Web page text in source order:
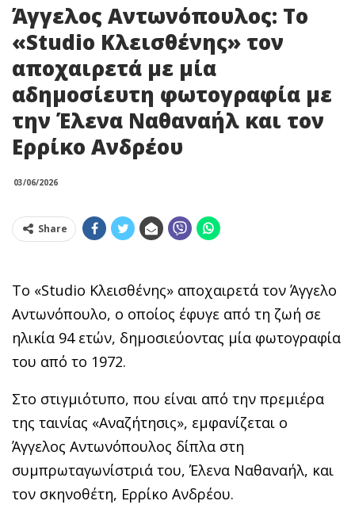
Άγγελος Αντωνόπουλος: Το
«Studio Κλεισθένης» τον
αποχαιρετά με μία
αδημοσίευτη φωτογραφία με
την Έλενα Ναθαναήλ και τον
Ερρίκο Ανδρέου
03/06/2026
Share
Το «Studio Κλεισθένης» αποχαιρετά τον Άγγελο
Αντωνόπουλο, ο οποίος έφυγε από τη ζωή σε
ηλικία 94 ετών, δημοσιεύοντας μία φωτογραφία
του από το 1972.
Στο στιγμιότυπο, που είναι από την πρεμιέρα
της ταινίας «Αναζήτησις», εμφανίζεται ο
Άγγελος Αντωνόπουλος δίπλα στη
συμπρωταγωνίστριά του, Έλενα Ναθαναήλ, και
τον σκηνοθέτη, Ερρίκο Ανδρέου.